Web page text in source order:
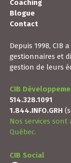
Recrutement
Formation
Attestation en
Coaching
Blogue
Contact
Depuis 1998, CIB
gestionnaires et
gestion de leurs
CIB
1.844.INFO.GRH